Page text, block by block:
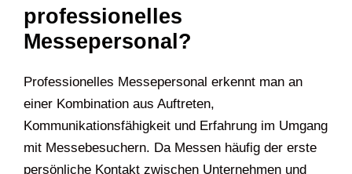
professionelles
Messepersonal?
Professionelles Messepersonal erkennt man an
einer Kombination aus Auftreten,
Kommunikationsfähigkeit und Erfahrung im Umgang
mit Messebesuchern. Da Messen häufig der erste
persönliche Kontakt zwischen Unternehmen und